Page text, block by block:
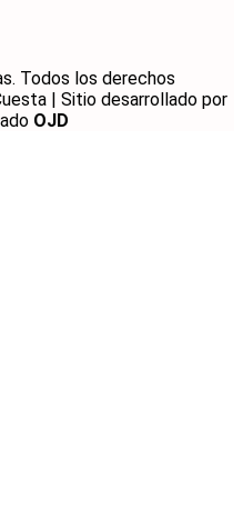
Todos los derechos
| Sitio desarrollado por
OJD